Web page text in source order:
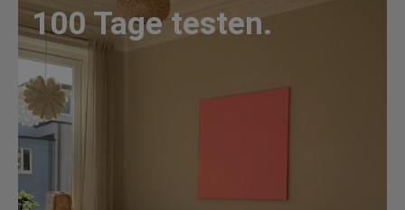
100 Tage testen.